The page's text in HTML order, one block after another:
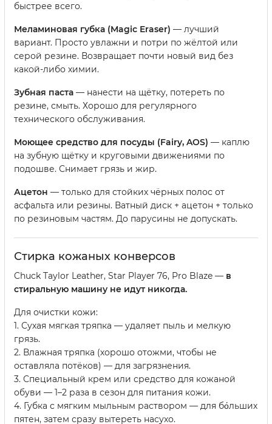
быстрее всего.
Меламиновая губка (Magic Eraser) — лучший
вариант. Просто увлажни и потри по жёлтой или
серой резине. Возвращает почти новый вид без
какой-либо химии.
Зубная паста — нанести на щётку, потереть по
резине, смыть. Хорошо для регулярного
технического обслуживания.
Моющее средство для посуды (Fairy, AOS) — каплю
на зубную щётку и круговыми движениями по
подошве. Снимает грязь и жир.
Ацетон — только для стойких чёрных полос от
асфальта или резины. Ватный диск + ацетон + только
по резиновым частям. До парусины не допускать.
Стирка кожаных конверсов
Chuck Taylor Leather, Star Player 76, Pro Blaze — в
стиральную машину не идут никогда.
Для очистки кожи:
1. Сухая мягкая тряпка — удаляет пыль и мелкую
грязь.
2. Влажная тряпка (хорошо отожми, чтобы не
оставляла потёков) — для загрязнения.
3. Специальный крем или средство для кожаной
обуви — 1–2 раза в сезон для питания кожи.
4. Губка с мягким мыльным раствором — для бо́льших
пятен, затем сразу вытереть насухо.